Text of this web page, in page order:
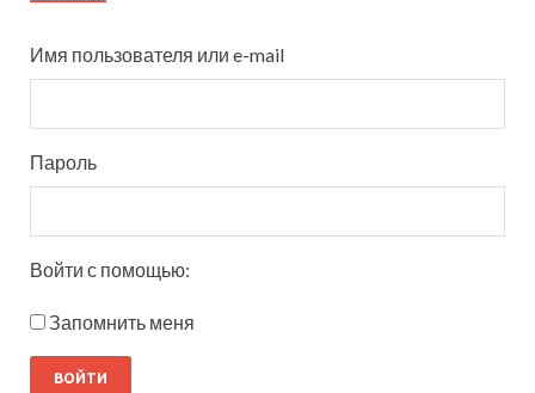
Имя пользователя или e-mail
Пароль
Войти с помощью:
Запомнить меня